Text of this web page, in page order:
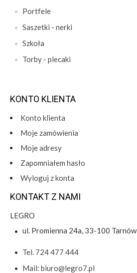
Portfele
Saszetki - nerki
Szkoła
Torby - plecaki
KONTO KLIENTA
Konto klienta
Moje zamówienia
Moje adresy
Zapomniałem hasło
Wyloguj z konta
KONTAKT Z NAMI
LEGRO
ul. Promienna 24a, 33-100 Tarnów
Tel. 724 477 444
Mail: biuro@legro7.pl